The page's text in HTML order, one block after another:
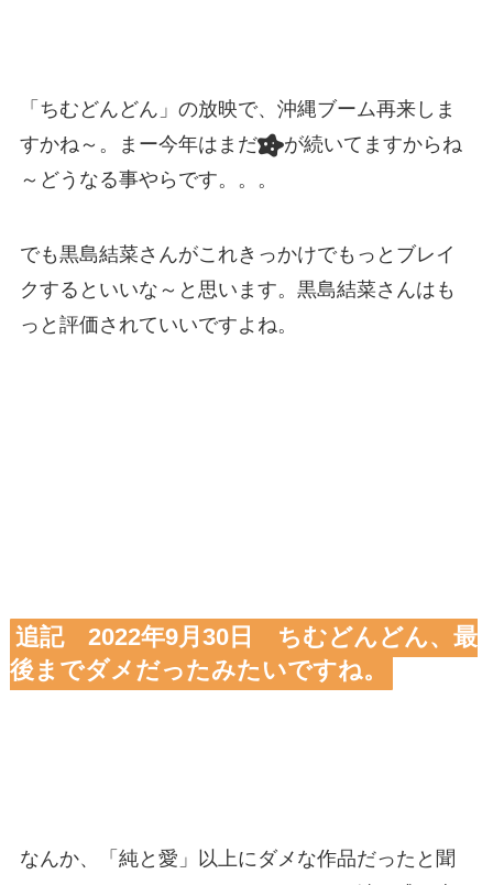
「ちむどんどん」の放映で、沖縄ブーム再来しま
すかね～。まー今年はまだ
が続いてますからね
～どうなる事やらです。。。
でも黒島結菜さんがこれきっかけでもっとブレイ
クするといいな～と思います。黒島結菜さんはも
っと評価されていいですよね。
追記 2022年9月30日 ちむどんどん、最
後までダメだったみたいですね。
なんか、「純と愛」以上にダメな作品だったと聞